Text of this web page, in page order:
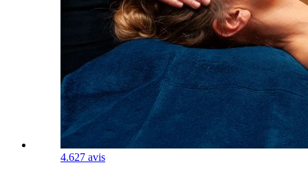
4.627 avis